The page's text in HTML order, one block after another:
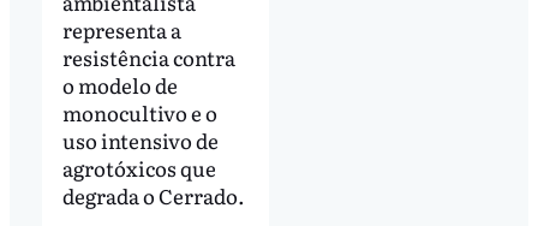
representa a
resistência contra
o modelo de
monocultivo e o
uso intensivo de
agrotóxicos que
degrada o Cerrado.